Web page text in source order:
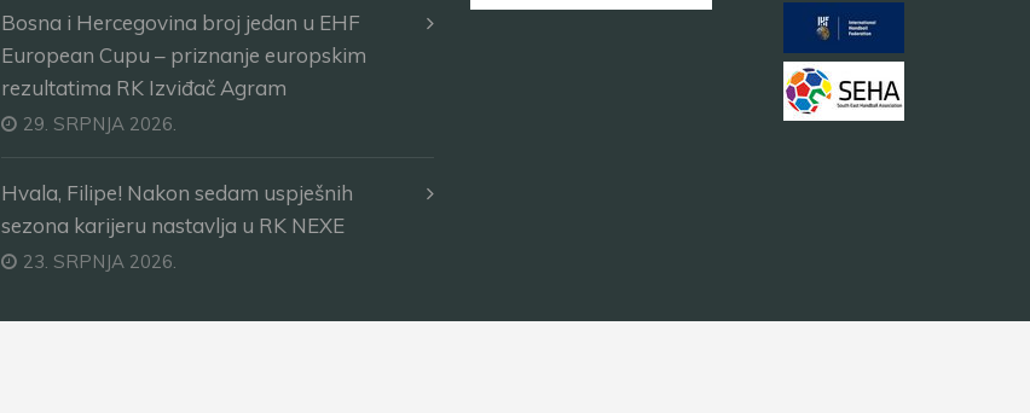
Bosna i Hercegovina broj jedan u EHF
European Cupu – priznanje europskim
rezultatima RK Izviđač Agram
29. SRPNJA 2026.
Hvala, Filipe! Nakon sedam uspješnih
sezona karijeru nastavlja u RK NEXE
23. SRPNJA 2026.